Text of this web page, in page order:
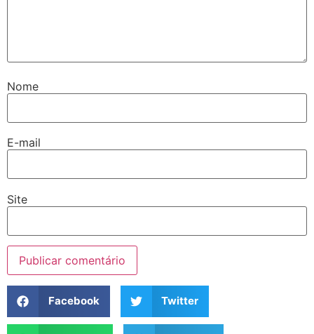
Nome
E-mail
Site
Facebook Twitter